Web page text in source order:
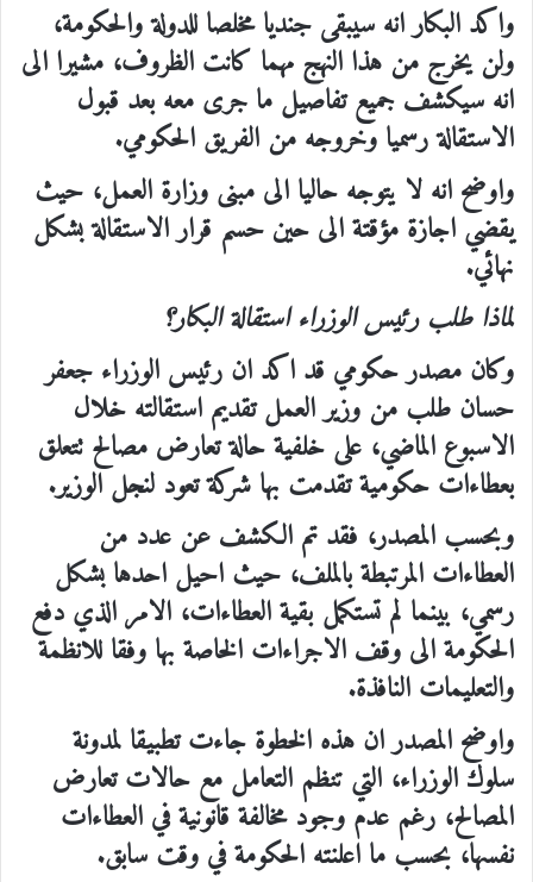
واكد البكار انه سيبقى جنديا مخلصا للدولة والحكومة،
ولن يخرج من هذا النهج مهما كانت الظروف، مشيرا الى
انه سيكشف جميع تفاصيل ما جرى معه بعد قبول
الاستقالة رسميا وخروجه من الفريق الحكومي.
واوضح انه لا يتوجه حاليا الى مبنى وزارة العمل، حيث
يقضي اجازة مؤقتة الى حين حسم قرار الاستقالة بشكل
نهائي.
لماذا طلب رئيس الوزراء استقالة البكار؟
وكان مصدر حكومي قد اكد ان رئيس الوزراء جعفر
حسان طلب من وزير العمل تقديم استقالته خلال
الاسبوع الماضي، على خلفية حالة تعارض مصالح تتعلق
بعطاءات حكومية تقدمت بها شركة تعود لنجل الوزير.
وبحسب المصدر، فقد تم الكشف عن عدد من
العطاءات المرتبطة بالملف، حيث احيل احدها بشكل
رسمي، بينما لم تستكمل بقية العطاءات، الامر الذي دفع
الحكومة الى وقف الاجراءات الخاصة بها وفقا للانظمة
والتعليمات النافذة.
واوضح المصدر ان هذه الخطوة جاءت تطبيقا لمدونة
سلوك الوزراء، التي تنظم التعامل مع حالات تعارض
المصالح، رغم عدم وجود مخالفة قانونية في العطاءات
نفسها، بحسب ما اعلنته الحكومة في وقت سابق.